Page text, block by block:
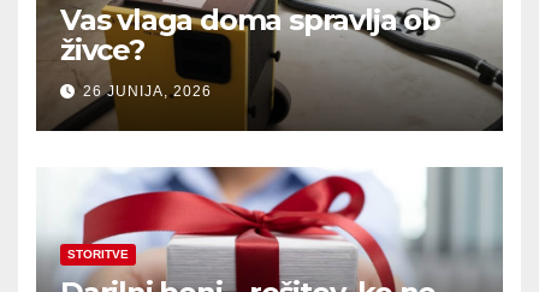
Vas vlaga doma spravlja ob
živce?
26 JUNIJA, 2026
STORITVE